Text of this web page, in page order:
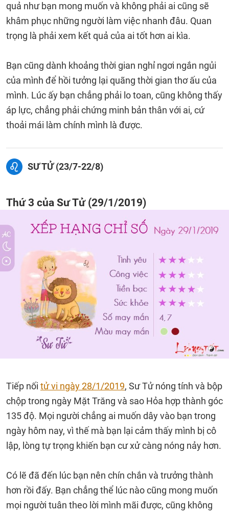
quả như bạn mong muốn và không phải ai cũng sẽ
khâm phục những người làm việc nhanh đâu. Quan
trọng là phải xem kết quả của ai tốt hơn ai kìa.
Bạn cũng dành khoảng thời gian nghỉ ngơi ngắn ngủi
của mình để hồi tưởng lại quãng thời gian thơ ấu của
mình. Lúc ấy bạn chẳng phải lo toan, cũng không thấy
áp lực, chẳng phải chứng minh bản thân với ai, cứ
thoải mái làm chính mình là được.
SƯ TỬ (23/7-22/8)
Thứ 3 của Sư Tử (29/1/2019)
Tiếp nối tử vi ngày 28/1/2019, Sư Tử nóng tính và bộp
chộp trong ngày Mặt Trăng và sao Hỏa hợp thành góc
135 độ. Mọi người chẳng ai muốn dây vào bạn trong
ngày hôm nay, vì thế mà bạn lại cảm thấy mình bị cô
lập, lòng tự trọng khiến bạn cư xử càng nóng nảy hơn.
Có lẽ đã đến lúc bạn nên chín chắn và trưởng thành
hơn rồi đấy. Bạn chẳng thể lúc nào cũng mong muốn
mọi người tuân theo lời mình mãi được, cũng không